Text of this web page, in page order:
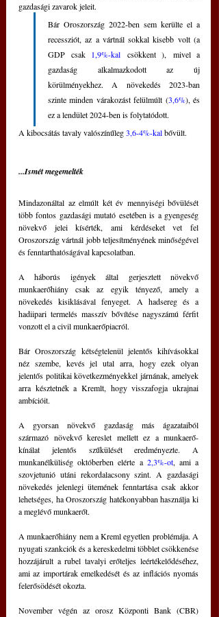
gazdasági zavarok jeleit.
Bár Oroszország 2022-ben sem kerülte el a
recessziót, az a vártnál sokkal kisebb volt (a
GDP csak
1,9%-kal csökkent ), mivel a
gazdaság alkalmazkodott az új
körülményekhez. A növekedés 2023-ban
szinte minden várakozást felülmúlt (3,6%), és
ez a lendület 2024-ben is folytatódott.
A kibocsátás tavaly valószínűleg 3,6-4%-kal bővült.
...Ismét megemelték
Mindazonáltal az elmúlt két év mennyiségi bővülését
több fontos gazdasági mutató esetében is a gyengeség
növekvő jelei kísérték, ami kérdéseket vet fel
Oroszország vártnál jobb teljesítményének minőségével
és fenntarthatóságával kapcsolatban.
A háborús igények által gerjesztett növekvő
munkaerőhiány csak az egyik tényező, amely a
növekedés kisiklásával fenyeget. A hadsereg és a
hadiipari termelés masszív bővítése nagyszámú férfit
vonzott el a civil munkaerőpiacról.
Bár Oroszország kétségtelenül jelentős kihívásokkal
néz szembe, kevés jel utal arra, hogy ezek olyan
jelentős politikai következményekkel járnának, amelyek
arra késztetnék a Kremlt, hogy visszafogja ukrajnai
ambícióit.
A gyorsan növekvő gazdaság más ágazataiból
származó növekvő kereslet mellett ez a munkaerő-
kínálat jelentős szűkülését eredményezte. A
munkanélküliség októberben elérte a 2,3%-ot, ami a
szovjetunió utáni rekordalacsony szint. A gazdasági
növekedés jelenlegi ütemének fenntartása csak akkor
lehetséges, ha Oroszország hatékonyabban használja ki
a meglévő munkaerőt.
A munkaerőhiány nem a Kreml egyetlen problémája. A
nyugati szankciók és a kereskedelmi többlet csökkenése
hozzájárult a rubel tavalyi erőteljes leértékelődéséhez,
ami az importárak emelkedését és az inflációs nyomás
felerősödését okozta.
November végén az orosz Központi Bank (CBR)